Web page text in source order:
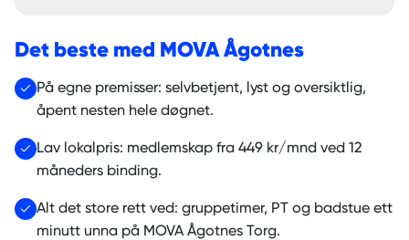
Det beste med MOVA Ågotnes
På egne premisser: selvbetjent, lyst og oversiktlig,
åpent nesten hele døgnet.
Lav lokalpris: medlemskap fra 449 kr/mnd ved 12
måneders binding.
Alt det store rett ved: gruppetimer, PT og badstue ett
minutt unna på MOVA Ågotnes Torg.